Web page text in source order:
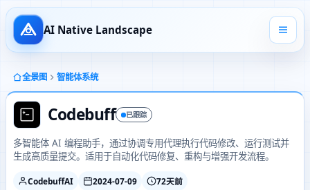
AI Native Landscape
全景图 智能体系统
Codebuff 已跟踪
多智能体 AI 编程助手，通过协调专用代理执行代码修改、运行测试并
生成高质量提交。适用于自动化代码修复、重构与增强开发流程。
CodebuffAI 2024-07-09 72天前